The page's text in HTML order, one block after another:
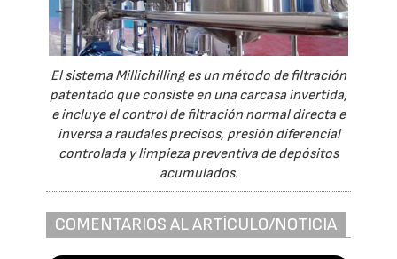
El sistema Millichilling es un método de filtración
patentado que consiste en una carcasa invertida,
e incluye el control de filtración normal directa e
inversa a raudales precisos, presión diferencial
controlada y limpieza preventiva de depósitos
acumulados.
COMENTARIOS AL ARTÍCULO/NOTICIA